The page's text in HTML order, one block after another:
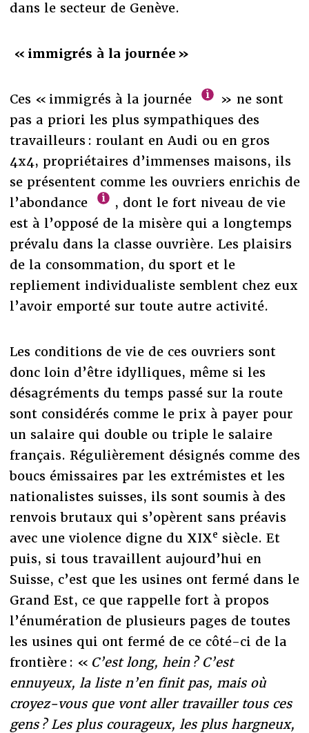
dans le secteur de Genève.
« immigrés à la journée »
Ces « immigrés à la journée
» ne sont
pas a priori les plus sympathiques des
travailleurs : roulant en Audi ou en gros
4x4, propriétaires d’immenses maisons, ils
se présentent comme les ouvriers enrichis de
l’abondance
, dont le fort niveau de vie
est à l’opposé de la misère qui a longtemps
prévalu dans la classe ouvrière. Les plaisirs
de la consommation, du sport et le
repliement individualiste semblent chez eux
l’avoir emporté sur toute autre activité.
Les conditions de vie de ces ouvriers sont
donc loin d’être idylliques, même si les
désagréments du temps passé sur la route
sont considérés comme le prix à payer pour
un salaire qui double ou triple le salaire
français. Régulièrement désignés comme des
boucs émissaires par les extrémistes et les
nationalistes suisses, ils sont soumis à des
renvois brutaux qui s’opèrent sans préavis
avec une violence digne du XIXe siècle. Et
puis, si tous travaillent aujourd’hui en
Suisse, c’est que les usines ont fermé dans le
Grand Est, ce que rappelle fort à propos
l’énumération de plusieurs pages de toutes
les usines qui ont fermé de ce côté-ci de la
frontière : « C’est long, hein ? C’est
ennuyeux, la liste n’en finit pas, mais où
croyez-vous que vont aller travailler tous ces
gens ? Les plus courageux, les plus hargneux,